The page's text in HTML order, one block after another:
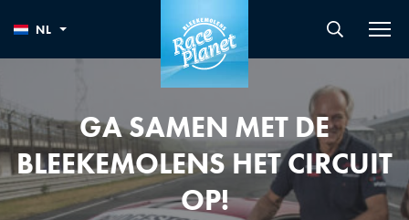
NL
GA SAMEN MET DE
BLEEKEMOLENS HET CIRCUIT
OP!